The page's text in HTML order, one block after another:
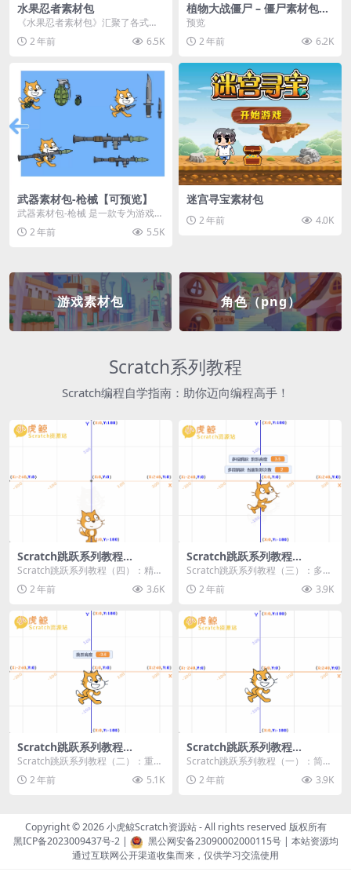
水果忍者素材包
《水果忍者素材包》汇聚了各式鲜
美诱人的水果图像与清脆悦耳的切
割音效，专为追求极致...
2 年前 6.5K
植物大战僵尸 – 僵尸素材包
【可预览】
预览
2 年前
6.2K
武器素材包-枪械【可预览】
武器素材包-枪械 是一款专为游戏开
发者和创作者设计的素材包，包含
多种高质量的枪械...
2 年前 5.5K
迷宫寻宝素材包
2 年前 4.0K
游戏素材包 角色（png）
Scratch系列教程
Scratch编程自学指南：助你迈向编程高手！
Scratch跳跃系列教程
（四）：精准着陆
Scratch跳跃系列教程（四）：精准
着陆 作者：小虎鲸Scratch资源站
... 2 年前 3.6K
Scratch跳跃系列教程
（三）：多段跳跃
Scratch跳跃系列教程（三）：多段
跳跃 作者：小虎鲸Scratch资源站
连...2 年前 3.9K
Scratch跳跃系列教程
（二）：重力跳跃
Scratch跳跃系列教程（二）：重力
跳跃 作者：小虎鲸Scratch资源站
按...2 年前 5.1K
Scratch跳跃系列教程
（一）：简单跳跃
Scratch跳跃系列教程（一）：简单
跳跃 作者：小虎鲸Scratch资源站
按...2 年前 3.9K
Copyright © 2026小虎鲸Scratch资源站- All rights reserved 版权所有
黑ICP备2023009437号-2| 黑公网安备23090002000115号| 本站资源均
通过互联网公开渠道收集而来，仅供学习交流使用